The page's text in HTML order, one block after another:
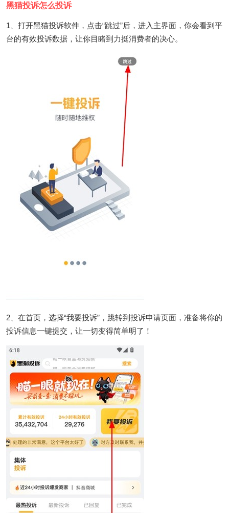
黑猫投诉怎么投诉
1、打开黑猫投诉软件，点击“跳过”后，进入主界面，你会看到平
台的有效投诉数据，让你目睹到力挺消费者的决心。
2、在首页，选择“我要投诉”，跳转到投诉申请页面，准备将你的
投诉信息一键提交，让一切变得简单明了！